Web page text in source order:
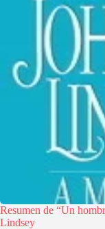
Resumen de “Un
Lindsey